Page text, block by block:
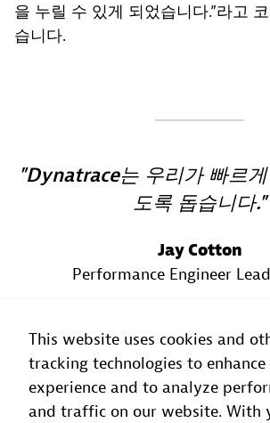
을 누릴 수 있게 되었습니다.”라고
습니다.
Dynatrace는 우리가 빠르
도록 돕습니다.
Jay Cotton
Performance Engineer Lead
This website uses cookies and
tracking technologies to enhance
experience and to analyze
and traffic on our website. With